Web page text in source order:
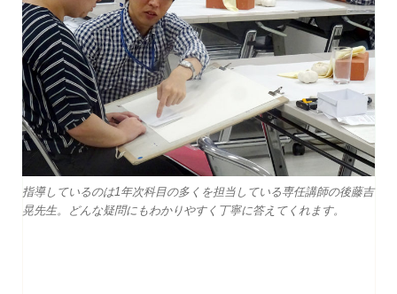
指導しているのは1年次科目の多くを担当している専任講師の後藤吉
晃先生。どんな疑問にもわかりやすく丁寧に答えてくれます。